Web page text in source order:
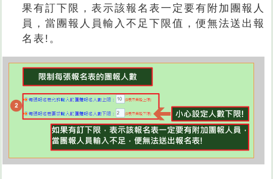
果有訂下限，表示該報名表一定要有附加團報人
員，當團報人員輸入不足下限值，便無法送出報
名表!。